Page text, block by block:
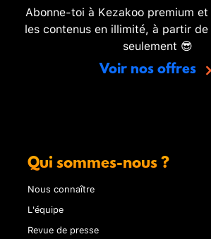
Abonne-toi à Kezakoo premium
les contenus en illimité, à partir de
seulement 😎
Voir nos offres
Qui sommes-nous ?
Nous connaître
L'équipe
Revue de presse